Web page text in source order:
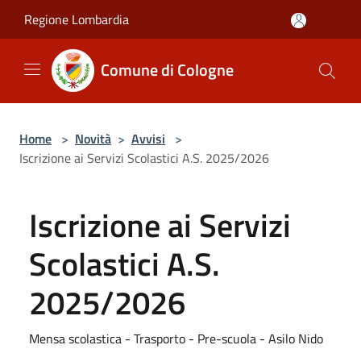
Regione Lombardia
Comune di Cologne
Home > Novità > Avvisi >
Iscrizione ai Servizi Scolastici A.S. 2025/2026
Iscrizione ai Servizi
Scolastici A.S.
2025/2026
Mensa scolastica - Trasporto - Pre-scuola - Asilo Nido